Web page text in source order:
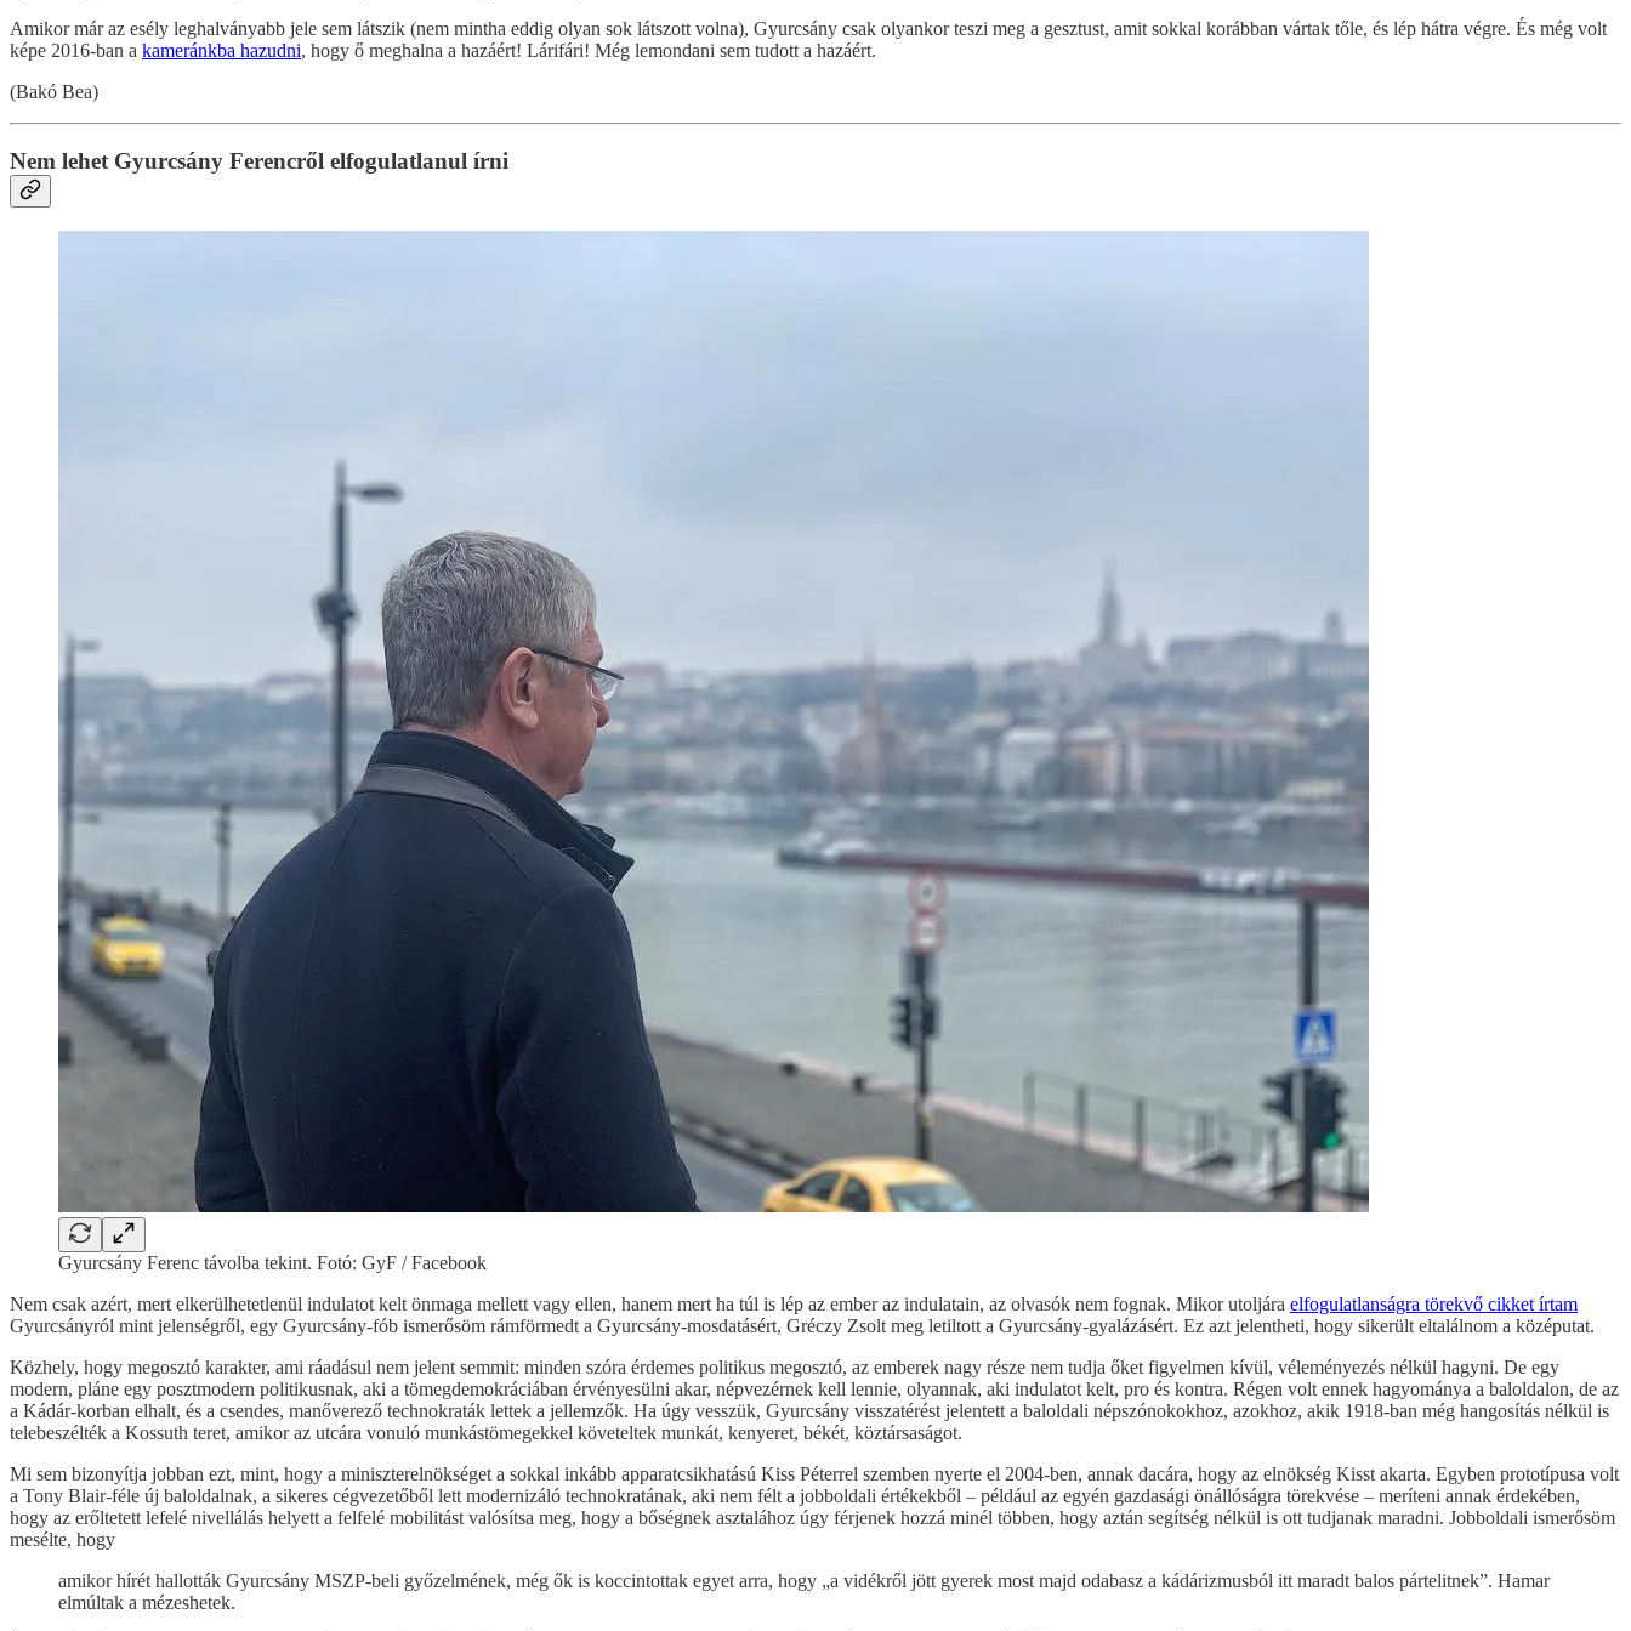
Amikor már az esély leghalványabb jele sem látszik (nem mintha eddig olyan sok látszott volna), Gyurcsány csak olyankor teszi meg a gesztust, amit sokkal korábban vártak tőle, és lép hátra végre. És még volt
képe 2016-ban a kameránkba hazudni, hogy ő meghalna a hazáért! Lárifári! Még lemondani sem tudott a hazáért.
(Bakó Bea)
Nem lehet Gyurcsány Ferencről elfogulatlanul írni
Gyurcsány Ferenc távolba tekint. Fotó: GyF / Facebook
Nem csak azért, mert elkerülhetetlenül indulatot kelt önmaga mellett vagy ellen, hanem mert ha túl is lép az ember az indulatain, az olvasók nem fognak. Mikor utoljára elfogulatlanságra törekvő cikket írtam
Gyurcsányról mint jelenségről, egy Gyurcsány-fób ismerősöm rámförmedt a Gyurcsány-mosdatásért, Gréczy Zsolt meg letiltott a Gyurcsány-gyalázásért. Ez azt jelentheti, hogy sikerült eltalálnom a középutat.
Közhely, hogy megosztó karakter, ami ráadásul nem jelent semmit: minden szóra érdemes politikus megosztó, az emberek nagy része nem tudja őket figyelmen kívül, véleményezés nélkül hagyni. De egy
modern, pláne egy posztmodern politikusnak, aki a tömegdemokráciában érvényesülni akar, népvezérnek kell lennie, olyannak, aki indulatot kelt, pro és kontra. Régen volt ennek hagyománya a baloldalon, de az
a Kádár-korban elhalt, és a csendes, manőverező technokraták lettek a jellemzők. Ha úgy vesszük, Gyurcsány visszatérést jelentett a baloldali népszónokokhoz, azokhoz, akik 1918-ban még hangosítás nélkül is
telebeszélték a Kossuth teret, amikor az utcára vonuló munkástömegekkel követeltek munkát, kenyeret, békét, köztársaságot.
Mi sem bizonyítja jobban ezt, mint, hogy a miniszterelnökséget a sokkal inkább apparatcsikhatású Kiss Péterrel szemben nyerte el 2004-ben, annak dacára, hogy az elnökség Kisst akarta. Egyben prototípusa volt
a Tony Blair-féle új baloldalnak, a sikeres cégvezetőből lett modernizáló technokratának, aki nem félt a jobboldali értékekből – például az egyén gazdasági önállóságra törekvése – meríteni annak érdekében,
hogy az erőltetett lefelé nivellálás helyett a felfelé mobilitást valósítsa meg, hogy a bőségnek asztalához úgy férjenek hozzá minél többen, hogy aztán segítség nélkül is ott tudjanak maradni. Jobboldali ismerősöm
mesélte, hogy
amikor hírét hallották Gyurcsány MSZP-beli győzelmének, még ők is koccintottak egyet arra, hogy „a vidékről jött gyerek most majd odabasz a kádárizmusból itt maradt balos pártelitnek”. Hamar
elmúltak a mézeshetek.